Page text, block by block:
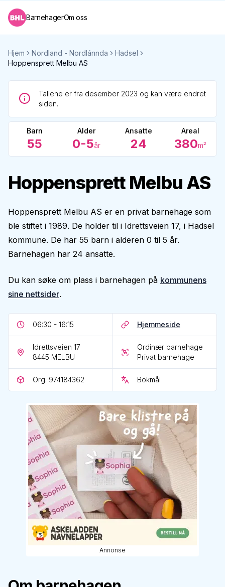
BarnehagerOm oss
Hjem Nordland - Nordlánnda
Hadsel
Hoppensprett Melbu AS
Tallene er fra desember 2023 og kan være endret
siden.
Barn
55
Alder
0-5år
Ansatte
24
Areal
380m²
Hoppensprett Melbu AS
Hoppensprett Melbu AS er en privat barnehage som
ble stiftet i 1989. De holder til i Idrettsveien 17, i Hadsel
kommune. De har 55 barn i alderen 0 til 5 år.
Barnehagen har 24 ansatte.
Du kan søke om plass i barnehagen på kommunens
sine nettsider.
06:30 - 16:15 Hjemmeside
Idrettsveien 17
8445 MELBU
Ordinær barnehage
Privat barnehage
Org. 974184362 Bokmål
Annonse